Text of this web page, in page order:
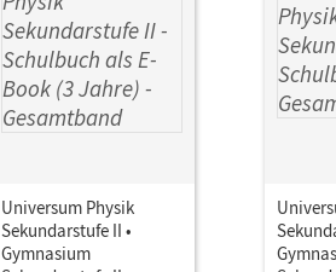
Universum Physik
Sekundarstufe II •
Gymnasium